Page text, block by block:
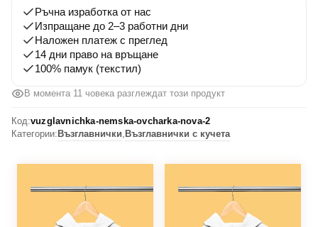
Ръчна изработка от нас
Изпращане до 2–3 работни дни
Наложен платеж с преглед
14 дни право на връщане
100% памук (текстил)
В момента 11 човека разглеждат този продукт
Код:vuzglavnichka-nemska-ovcharka-nova-2
Категории: Възглавнички, Възглавнички с кучета